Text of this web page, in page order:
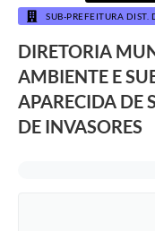
SUB-PREFEITURA DIST.
DIRETORIA
AMBIENTE E
APARECIDA DE
DE INVASORES